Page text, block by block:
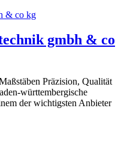
gmbh & co
Präzision, Qualität
württembergische
der wichtigsten Anbieter